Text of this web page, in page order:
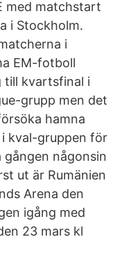
med matchstart
i Stockholm.
i
EM-fotboll
till kvartsfinal i
grupp men det
hamna
kval-gruppen för
någonsin
ut är Rumänien
Arena den
igång med
23 mars kl